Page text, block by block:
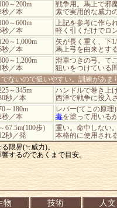
～200m
秒／本
戦争用。馬上で邪
素で実用的な威力
～600m
秒／本
上記を参考に作ら
軽く引くだけでロ
～1,000m
秒／本
矢が長く重く、下
馬上弓を由来とす
～1,200m
秒／本
滑車つきの弓。て
狙いをつけている
ないので狙いやすい。訓練があ
～345m
秒／本
ハンドルで巻き上
西洋で戦争に投入
～180m
秒／本
レバー(てこの原理
毒を塗って用いる
～67.5m(100歩)
秒／発
重い。命中しない
本格的に使用され
る限界(≒威力)。
するのであくまで目安。